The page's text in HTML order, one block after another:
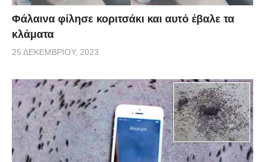
Φάλαινα φίλησε κοριτσάκι και αυτό έβαλε τα
κλάματα
25 ΔΕΚΕΜΒΡΊΟΥ, 2023